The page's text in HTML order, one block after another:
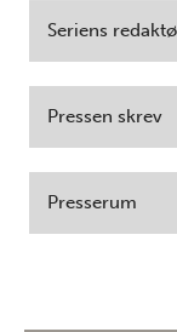
Seriens
Pressen skrev
Presserum